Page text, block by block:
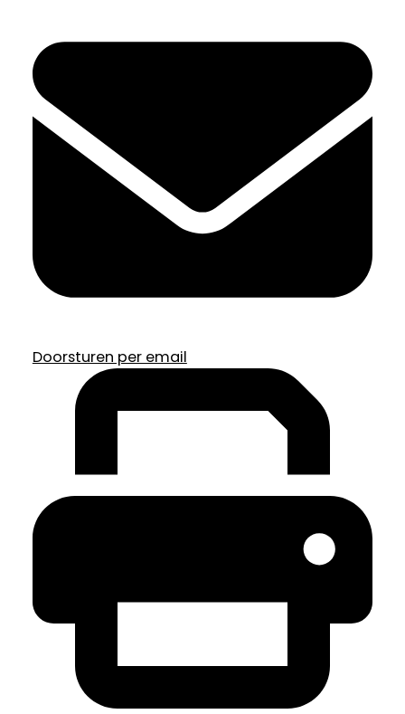
Doorsturen per email